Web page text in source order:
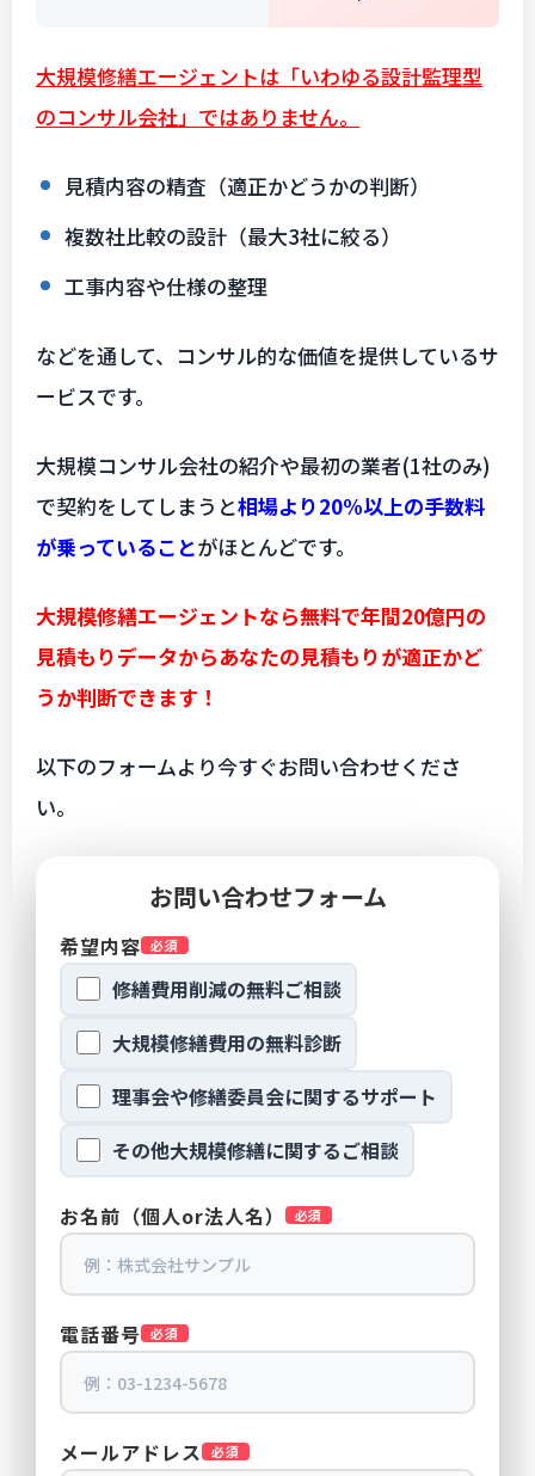
大規模修繕エージェントは「いわゆる設計監理型
のコンサル会社」ではありません。
見積内容の精査（適正かどうかの判断）
複数社比較の設計（最大3社に絞る）
工事内容や仕様の整理
などを通して、コンサル的な価値を提供しているサ
ービスです。
大規模コンサル会社の紹介や最初の業者(1社のみ)
で契約をしてしまうと相場より20%以上の手数料
が乗っていることがほとんどです。
大規模修繕エージェントなら無料で年間20億円の
見積もりデータからあなたの見積もりが適正かど
うか判断できます！
以下のフォームより今すぐお問い合わせくださ
い。
お問い合わせフォーム
希望内容 必須
修繕費用削減の無料ご相談
大規模修繕費用の無料診断
理事会や修繕委員会に関するサポート
その他大規模修繕に関するご相談
お名前（個人or法人名） 必須
電話番号 必須
メールアドレス 必須